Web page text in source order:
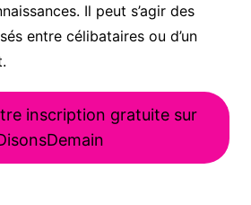
Il peut s’agir des
entre célibataires ou d’un
inscription gratuite sur